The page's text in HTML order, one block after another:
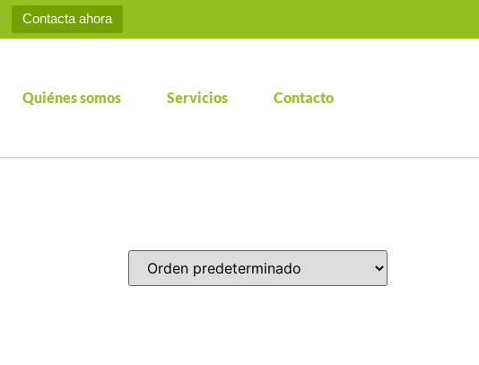
Contacta ahora
Quiénes somos Servicios Contacto